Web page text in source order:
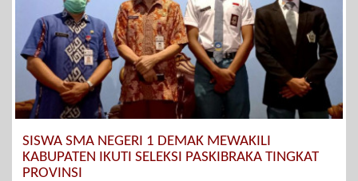
SISWA SMA NEGERI 1 DEMAK MEWAKILI
KABUPATEN IKUTI SELEKSI PASKIBRAKA TINGKAT
PROVINSI